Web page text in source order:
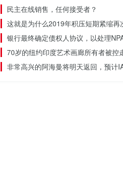
民主在线销售，任何接受者？
这就是为什么2019年积压短期紧缩再
银行最终确定债权人协议，以处理
70岁的纽约印度艺术画廊所有者被控
非常高兴的阿海曼将明天返回，预计